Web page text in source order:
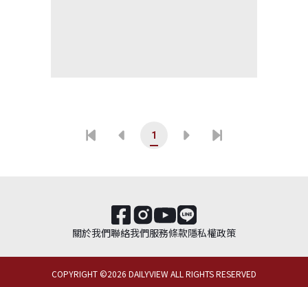
1
關於我們聯絡我們服務條款隱私權政策
COPYRIGHT ©2026 DAILYVIEW ALL RIGHTS RESERVED